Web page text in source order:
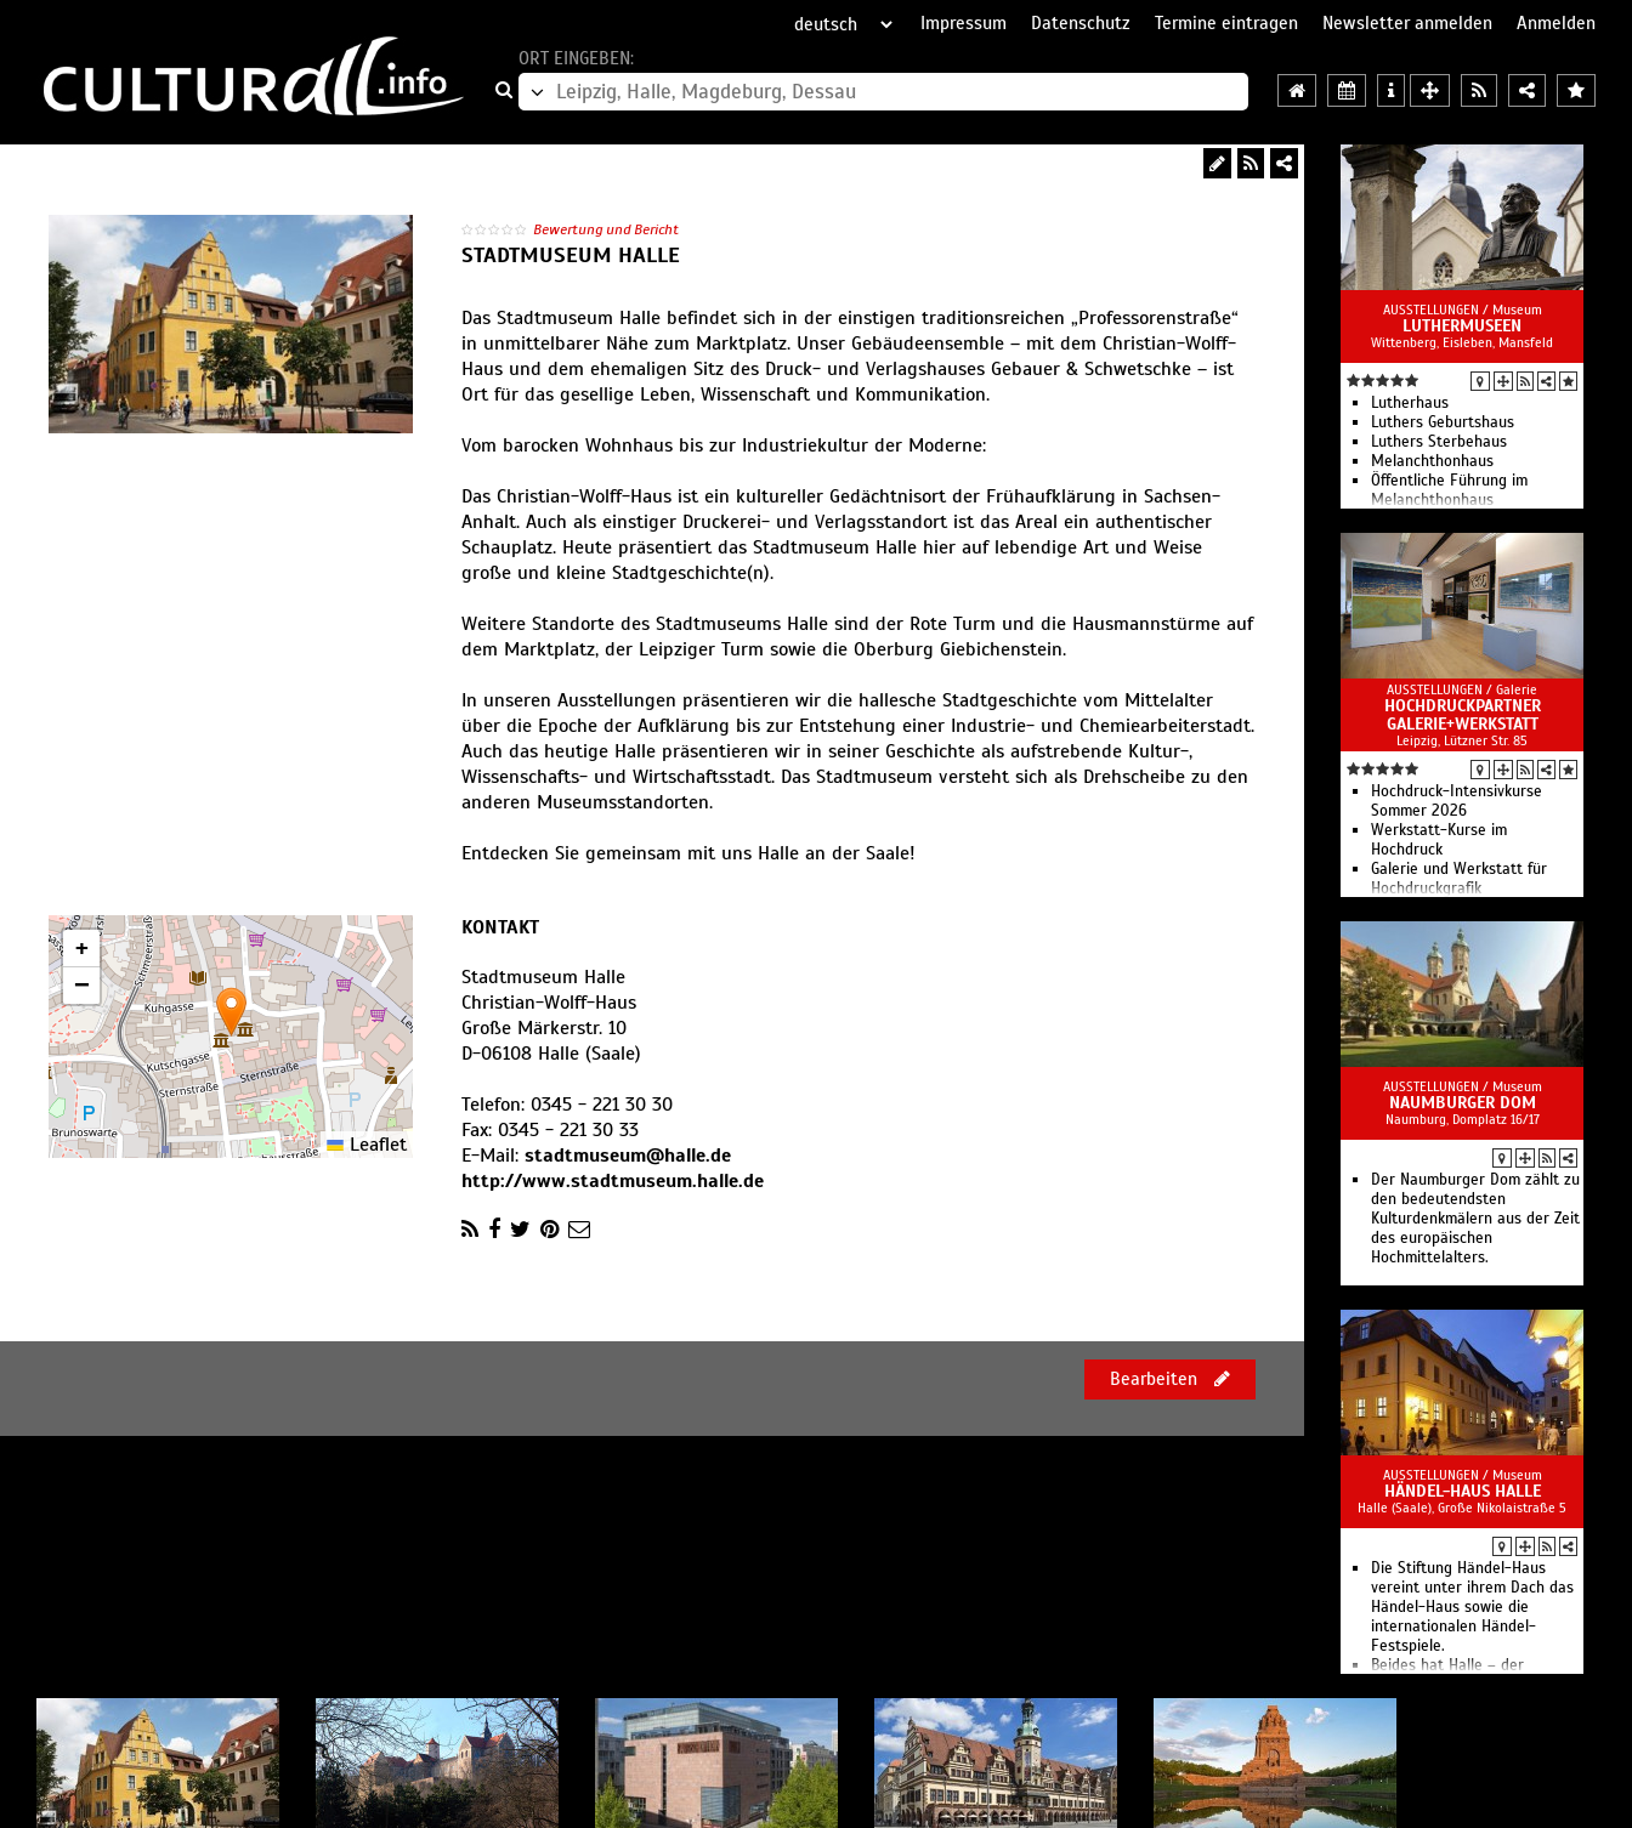
Impressum Datenschutz Termine eintragen Newsletter anmelden
Anmelden
ORT EINGEBEN:
Bewertung und Bericht
STADTMUSEUM HALLE
Das Stadtmuseum Halle befindet sich in der einstigen traditionsreichen „Professorenstraße“
in unmittelbarer Nähe zum Marktplatz. Unser Gebäudeensemble – mit dem Christian-Wolff-
Haus und dem ehemaligen Sitz des Druck- und Verlagshauses Gebauer & Schwetschke – ist
Ort für das gesellige Leben, Wissenschaft und Kommunikation.
Vom barocken Wohnhaus bis zur Industriekultur der Moderne:
Das Christian-Wolff-Haus ist ein kultureller Gedächtnisort der Frühaufklärung in Sachsen-
Anhalt. Auch als einstiger Druckerei- und Verlagsstandort ist das Areal ein authentischer
Schauplatz. Heute präsentiert das Stadtmuseum Halle hier auf lebendige Art und Weise
große und kleine Stadtgeschichte(n).
Weitere Standorte des Stadtmuseums Halle sind der Rote Turm und die Hausmannstürme auf
dem Marktplatz, der Leipziger Turm sowie die Oberburg Giebichenstein.
In unseren Ausstellungen präsentieren wir die hallesche Stadtgeschichte vom Mittelalter
über die Epoche der Aufklärung bis zur Entstehung einer Industrie- und Chemiearbeiterstadt.
Auch das heutige Halle präsentieren wir in seiner Geschichte als aufstrebende Kultur-,
Wissenschafts- und Wirtschaftsstadt. Das Stadtmuseum versteht sich als Drehscheibe zu den
anderen Museumsstandorten.
Entdecken Sie gemeinsam mit uns Halle an der Saale!
+
−
Leaflet
KONTAKT
Stadtmuseum Halle
Christian-Wolff-Haus
Große Märkerstr. 10
D-06108 Halle (Saale)
Telefon: 0345 - 221 30 30
Fax: 0345 - 221 30 33
E-Mail: stadtmuseum@halle.de
http://www.stadtmuseum.halle.de
Bearbeiten
AUSSTELLUNGEN / Museum
LUTHERMUSEEN
Wittenberg, Eisleben, Mansfeld
Lutherhaus
Luthers Geburtshaus
Luthers Sterbehaus
Melanchthonhaus
Öffentliche Führung im
Melanchthonhaus
AUSSTELLUNGEN / Galerie
HOCHDRUCKPARTNER
GALERIE+WERKSTATT
Leipzig, Lützner Str. 85
Hochdruck-Intensivkurse
Sommer 2026
Werkstatt-Kurse im
Hochdruck
Galerie und Werkstatt für
Hochdruckgrafik
AUSSTELLUNGEN / Museum
NAUMBURGER DOM
Naumburg, Domplatz 16/17
Der Naumburger Dom zählt zu
den bedeutendsten
Kulturdenkmälern aus der Zeit
des europäischen
Hochmittelalters.
AUSSTELLUNGEN / Museum
HÄNDEL-HAUS HALLE
Halle (Saale), Große Nikolaistraße 5
Die Stiftung Händel-Haus
vereint unter ihrem Dach das
Händel-Haus sowie die
internationalen Händel-
Festspiele.
Beides hat Halle – der
Renommee eines
Händel-Pflege eingebracht.